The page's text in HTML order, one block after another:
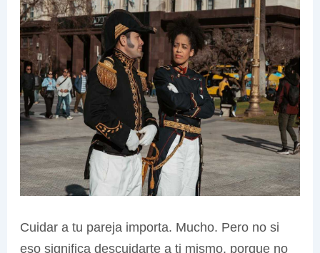
Cuidar a tu pareja importa. Mucho. Pero no si
eso significa descuidarte a ti mismo, porque no